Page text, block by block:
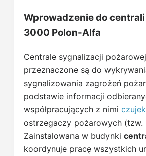
Wprowadzenie do centrali
3000 Polon-Alfa
Centrale sygnalizacji pożarowej
przeznaczone są do
sygnalizowania zagrożeń
podstawie informacji
współpracujących z nimi czujek
ostrzegaczy pożarowych (tzw.
Zainstalowana w budynki
koordynuje pracę wszystkich